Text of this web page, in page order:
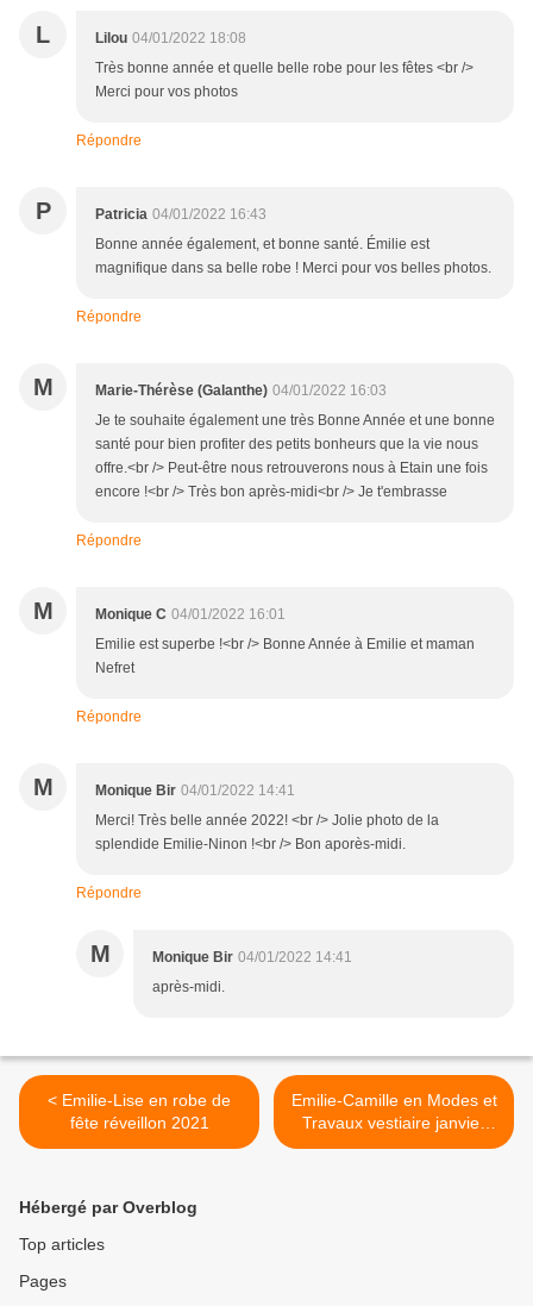
L Lilou 04/01/2022 18:08
Très bonne année et quelle belle robe pour les fêtes <br />
Merci pour vos photos
Répondre
P Patricia 04/01/2022 16:43
Bonne année également, et bonne santé. Émilie est
magnifique dans sa belle robe ! Merci pour vos belles photos.
Répondre
M Marie-Thérèse (Galanthe) 04/01/2022 16:03
Je te souhaite également une très Bonne Année et une bonne
santé pour bien profiter des petits bonheurs que la vie nous
offre.<br /> Peut-être nous retrouverons nous à Etain une fois
encore !<br /> Très bon après-midi<br /> Je t'embrasse
Répondre
M Monique C 04/01/2022 16:01
Emilie est superbe !<br /> Bonne Année à Emilie et maman
Nefret
Répondre
M Monique Bir 04/01/2022 14:41
Merci! Très belle année 2022! <br /> Jolie photo de la
splendide Emilie-Ninon !<br /> Bon aporès-midi.
Répondre
M Monique Bir 04/01/2022 14:41
après-midi.
< Emilie-Lise en robe de
fête réveillon 2021
Emilie-Camille en Modes et
Travaux vestiaire janvier
1999 >
Hébergé par Overblog
Top articles
Pages